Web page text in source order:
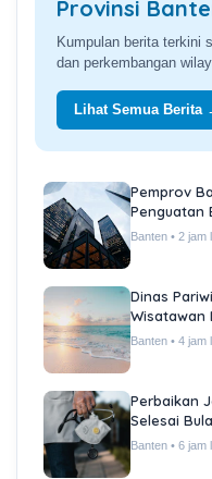
Provinsi
Kumpulan berita terkini
dan perkembangan
Lihat Semua Berita
Pemprov
Penguatan
Banten • 2 jam
Dinas
Wisatawan
Banten • 4 jam
Perbaikan
Selesai
Banten • 6 jam